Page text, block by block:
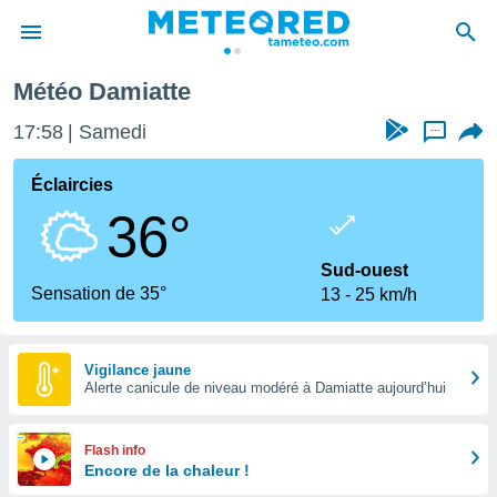
de
Météo Damiatte
17:58 Samedi ...
Éclaircies
36°
Sensation de 35°
Sud-ouest
13
25 km/h
Vigilance jaune
Alerte canicule de niveau modéré à Damiatte aujourd’hui
Flash info
Encore de la chaleur !